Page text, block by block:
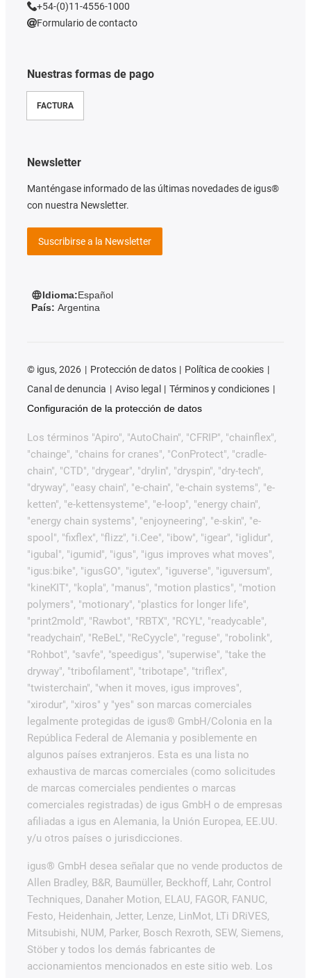
Nuestras formas de pago
FACTURA
+54-(0)11-4556-1000
Formulario de contacto
Newsletter
Manténgase informado de las últimas novedades de igus®
con nuestra Newsletter.
Suscribirse a la Newsletter
Idioma:Español
País: Argentina
© igus, 2026 Protección de datos
Política de cookies
Canal de denuncia
Aviso legal
Términos y condiciones
Configuración de la protección de datos
Los términos "Apiro", "AutoChain", "CFRIP", "chainflex",
"chainge", "chains for cranes", "ConProtect", "cradle-
chain", "CTD", "drygear", "drylin", "dryspin", "dry-tech",
"dryway", "easy chain", "e-chain", "e-chain systems", "e-
ketten", "e-kettensysteme", "e-loop", "energy chain",
"energy chain systems", "enjoyneering", "e-skin", "e-
spool", "fixflex", "flizz", "i.Cee", "ibow", "igear", "iglidur",
"igubal", "igumid", "igus", "igus improves what moves",
"igus:bike", "igusGO", "igutex", "iguverse", "iguversum",
"kineKIT", "kopla", "manus", "motion plastics", "motion
polymers", "motionary", "plastics for longer life",
"print2mold", "Rawbot", "RBTX", "RCYL", "readycable",
"readychain", "ReBeL", "ReCyycle", "reguse", "robolink",
"Rohbot", "savfe", "speedigus", "superwise", "take the
dryway", "tribofilament", "tribotape", "triflex",
"twisterchain", "when it moves, igus improves",
"xirodur", "xiros" y "yes" son marcas comerciales
legalmente protegidas de igus® GmbH/Colonia en la
República Federal de Alemania y posiblemente en
algunos países extranjeros. Esta es una lista no
exhaustiva de marcas comerciales (como solicitudes
de marcas comerciales pendientes o marcas
comerciales registradas) de igus GmbH o de empresas
afiliadas a igus en Alemania, la Unión Europea, EE.UU.
y/u otros países o jurisdicciones.
igus® GmbH desea señalar que no vende productos de
Allen Bradley, B&R, Baumüller, Beckhoff, Lahr, Control
Techniques, Danaher Motion, ELAU, FAGOR, FANUC,
Festo, Heidenhain, Jetter, Lenze, LinMot, LTi DRiVES,
Mitsubishi, NUM, Parker, Bosch Rexroth, SEW, Siemens,
Stöber y todos los demás fabricantes de
accionamientos mencionados en este sitio web. Los